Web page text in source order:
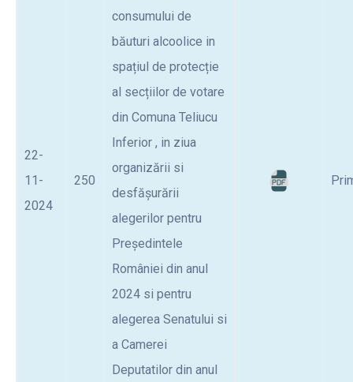
22-
11-
2024
250
consumului de
băuturi alcoolice in
spațiul de protecție
al secțiilor de votare
din Comuna Teliucu
Inferior , in ziua
organizării si
desfășurării
alegerilor pentru
Președintele
României din anul
2024 si pentru
alegerea Senatului si
a Camerei
Deputatilor din anul